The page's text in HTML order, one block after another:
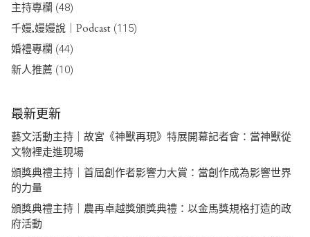
主持專欄 (48)
千嫚,嫚嫚說｜Podcast (115)
婚禮專欄 (44)
新人推薦 (10)
最新更新
藝文活動主持｜故宮《神獸再現》特展開幕記者會：當神獸從
文物裡走進現場
頒獎典禮主持｜首屆創作者影響力大賞：當創作成為影響世界
的力量
頒獎典禮主持｜農再卓越獎頒獎典禮：以金馬獎規格打造的政
府活動